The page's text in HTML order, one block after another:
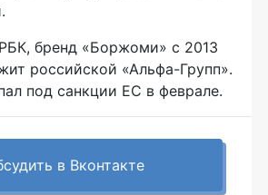
бренд «Боржоми» с 2013
российской «Альфа-Групп».
под санкции ЕС в феврале.
в Вконтакте